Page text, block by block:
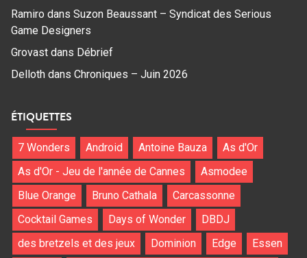
Ramiro dans Suzon Beaussant – Syndicat des Serious
Game Designers
Grovast dans Débrief
Delloth dans Chroniques – Juin 2026
ÉTIQUETTES
7 Wonders Android Antoine Bauza
As d'Or
As d'Or - Jeu de l'année de Cannes
Asmodee
Blue Orange
Bruno Cathala
Carcassonne
Cocktail Games
Days of Wonder
DBDJ
des bretzels et des jeux
Dominion Edge Essen